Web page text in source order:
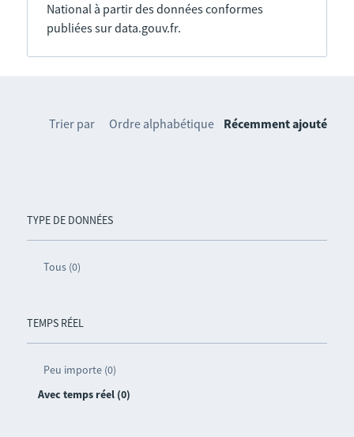
National à partir des données conformes
publiées sur data.gouv.fr.
TYPE DE DONNÉES
Tous (0)
TEMPS RÉEL
Peu importe (0)
Avec temps réel (0)
Trier par Ordre alphabétique Récemment ajouté